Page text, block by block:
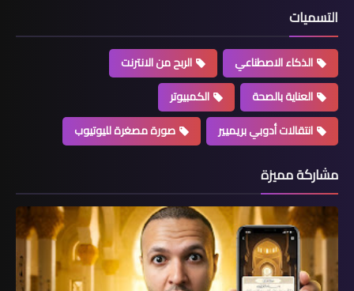
التسميات
الذكاء الاصطناعي
الربح من الانترنت
العناية بالصحة
الكمبيوتر
انتقالات أدوبي بريميير
صورة مصغرة لليوتيوب
مشاركة مميزة